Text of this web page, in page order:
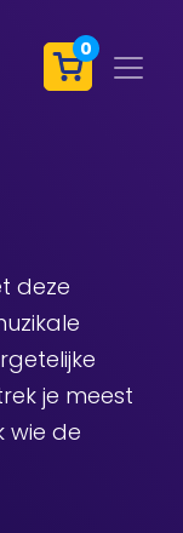
0
deze
je meest
wie de